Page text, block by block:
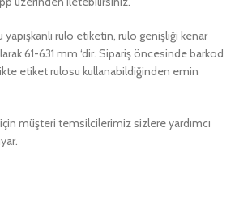
rulo etiketin, rulo genişliği kenar
61-631 mm ‘dir. Sipariş öncesinde barkod
etiket rulosu kullanabildiğinden emin
müşteri temsilcilerimiz sizlere yardımcı